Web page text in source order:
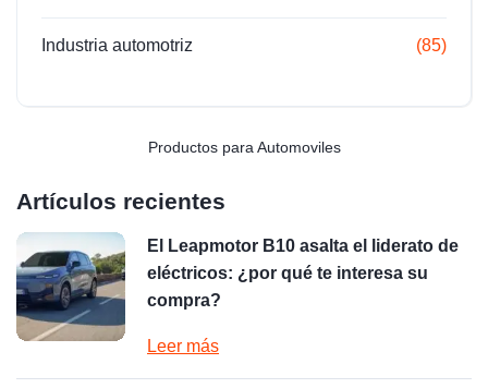
Industria automotriz (85)
Productos para Automoviles
Artículos recientes
El Leapmotor B10 asalta el liderato de
eléctricos: ¿por qué te interesa su
compra?
Leer más